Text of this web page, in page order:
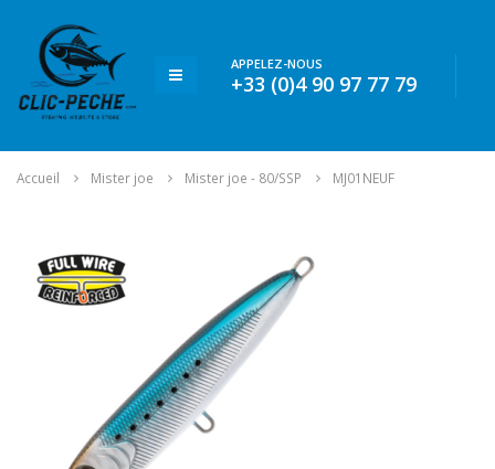
APPELEZ-NOUS
+33 (0)4 90 97 77 79
Accueil Mister joe Mister joe - 80/SSP MJ01NEUF